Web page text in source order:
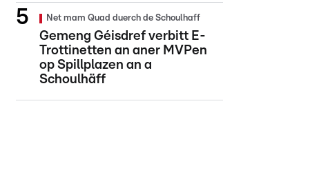
Net mam Quad duerch de Schoulhaff
Gemeng Géisdref verbitt E-
Trottinetten an aner MVPen
op Spillplazen an a
Schoulhäff